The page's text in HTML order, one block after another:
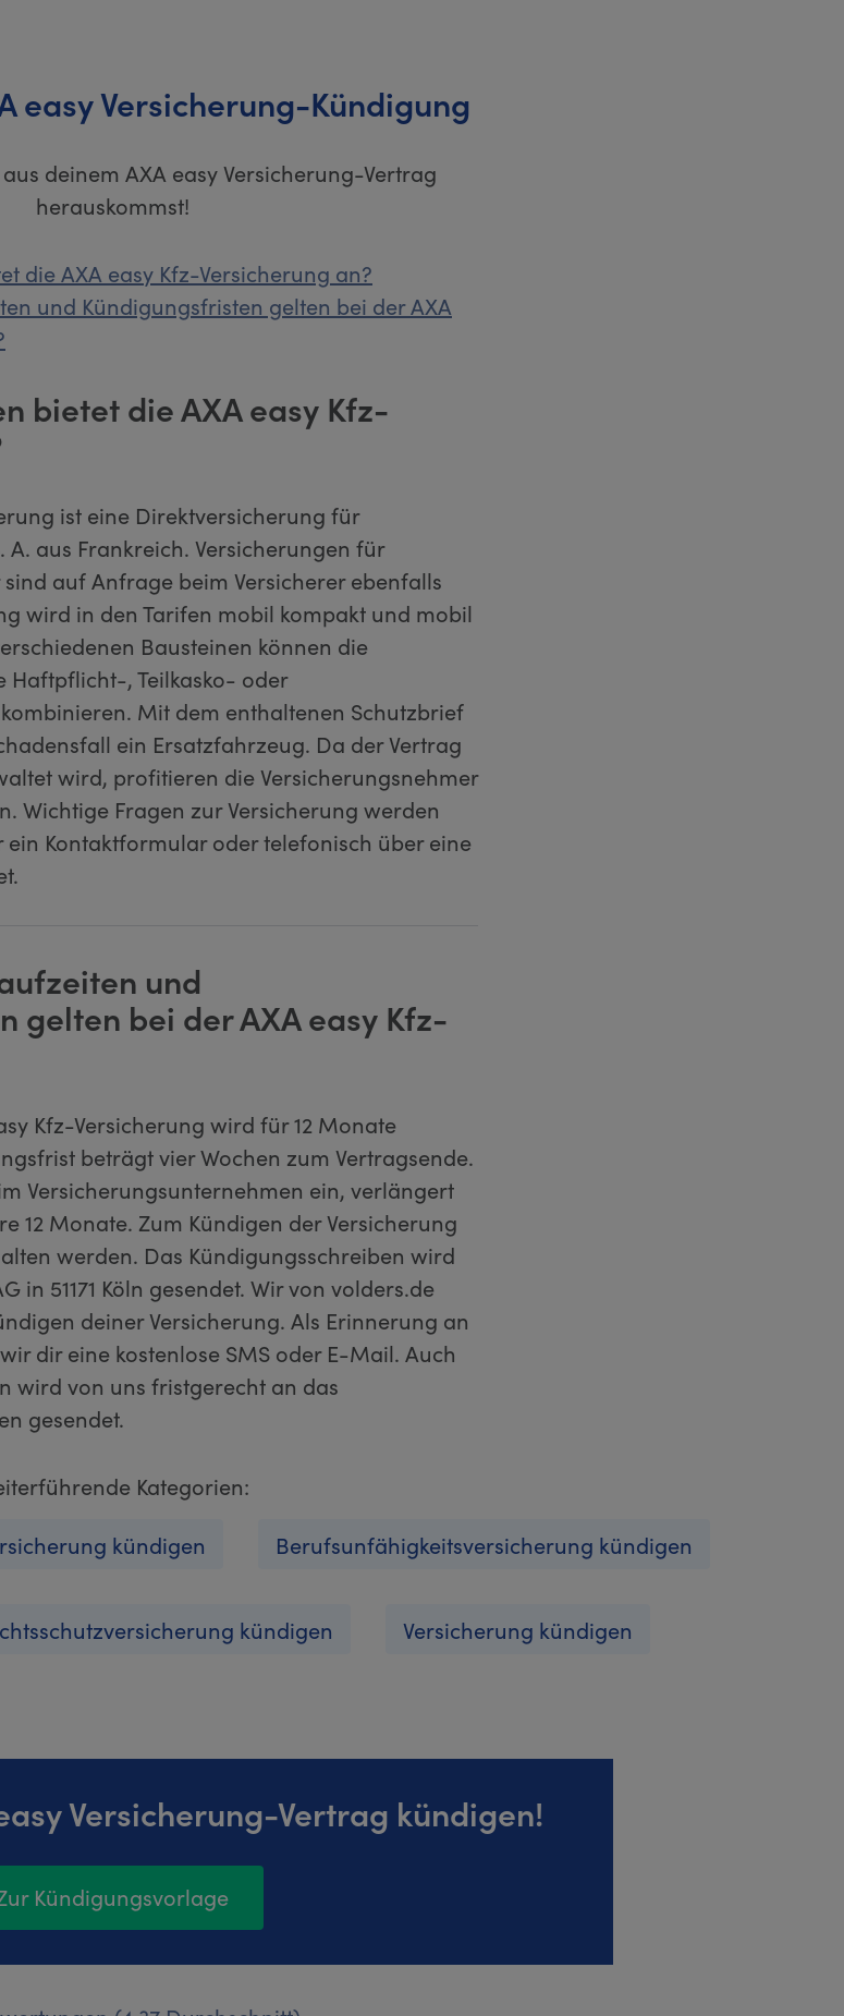
easy Versicherung-Kündigung
deinem AXA easy Versicherung-Vertrag
herauskommst!
die AXA easy Kfz-Versicherung an?
und Kündigungsfristen gelten bei der AXA
bietet die AXA easy Kfz-
ist eine Direktversicherung für
A. aus Frankreich. Versicherungen für
auf Anfrage beim Versicherer ebenfalls
wird in den Tarifen mobil kompakt und mobil
Bausteinen können die
Haftpflicht-, Teilkasko- oder
Mit dem enthaltenen Schutzbrief
ein Ersatzfahrzeug. Da der Vertrag
wird, profitieren die Versicherungsnehmer
Wichtige Fragen zur Versicherung werden
ein Kontaktformular oder telefonisch über eine
und
gelten bei der AXA easy Kfz-
Kfz-Versicherung wird für 12 Monate
beträgt vier Wochen zum Vertragsende.
Versicherungsunternehmen ein, verlängert
12 Monate. Zum Kündigen der Versicherung
werden. Das Kündigungsschreiben wird
in 51171 Köln gesendet. Wir von volders.de
deiner Versicherung. Als Erinnerung an
dir eine kostenlose SMS oder E-Mail. Auch
wird von uns fristgerecht an das
gesendet.
Kategorien:
kündigen Berufsunfähigkeitsversicherung kündigen
kündigen Versicherung kündigen
Versicherung-Vertrag kündigen!
Kündigungsvorlage